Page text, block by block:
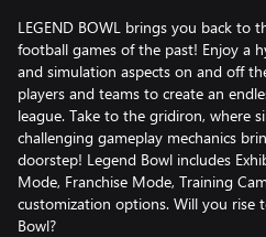
LEGEND BOWL brings you back to
football games of the past! Enjoy a
and simulation aspects on and off
players and teams to create an
league. Take to the gridiron, where
challenging gameplay mechanics
doorstep! Legend Bowl includes
Mode, Franchise Mode, Training
customization options. Will you rise
Bowl?